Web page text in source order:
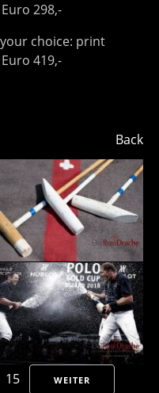
298,-
your choice: print
419,-
Back
15 WEITER